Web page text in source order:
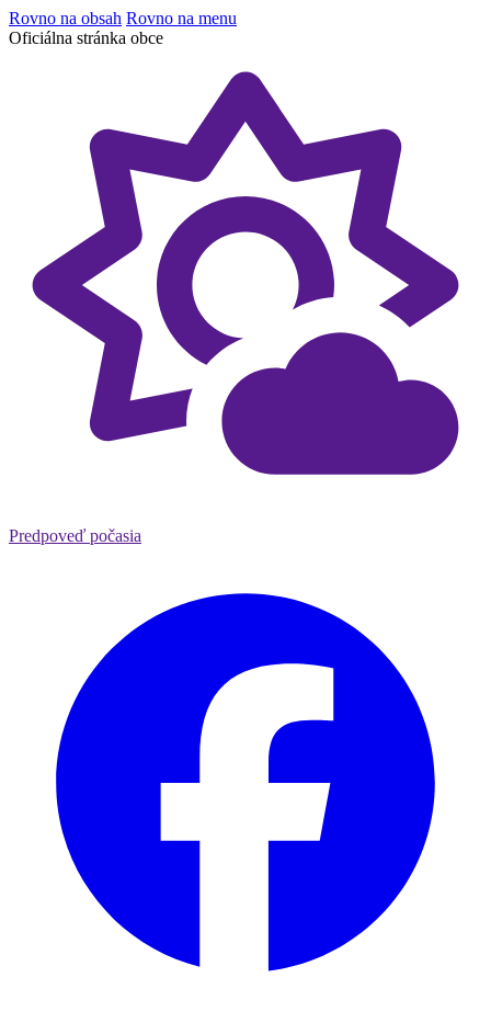
Rovno na obsah Rovno na menu
Oficiálna stránka obce
Predpoveď počasia